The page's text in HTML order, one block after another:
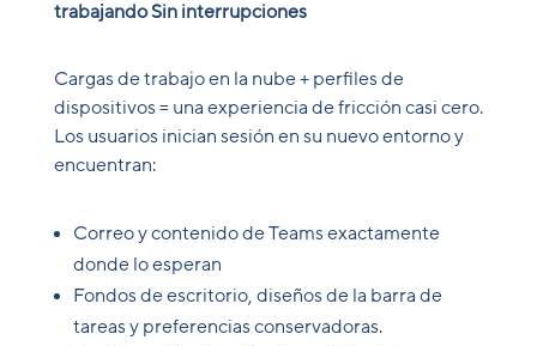
trabajando Sin interrupciones
Cargas de trabajo en la nube + perfiles de
dispositivos = una experiencia de fricción casi cero.
Los usuarios inician sesión en su nuevo entorno y
encuentran:
Correo y contenido de Teams exactamente
donde lo esperan
Fondos de escritorio, diseños de la barra de
tareas y preferencias conservadoras.